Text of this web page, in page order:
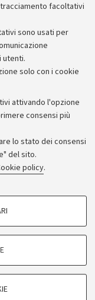
facoltativi
sono usati per
utenti.
solo con i cookie
attivando l'opzione
consensi più
lo stato dei consensi
del sito.
policy.
- Università di
- PI: 01131710376 -